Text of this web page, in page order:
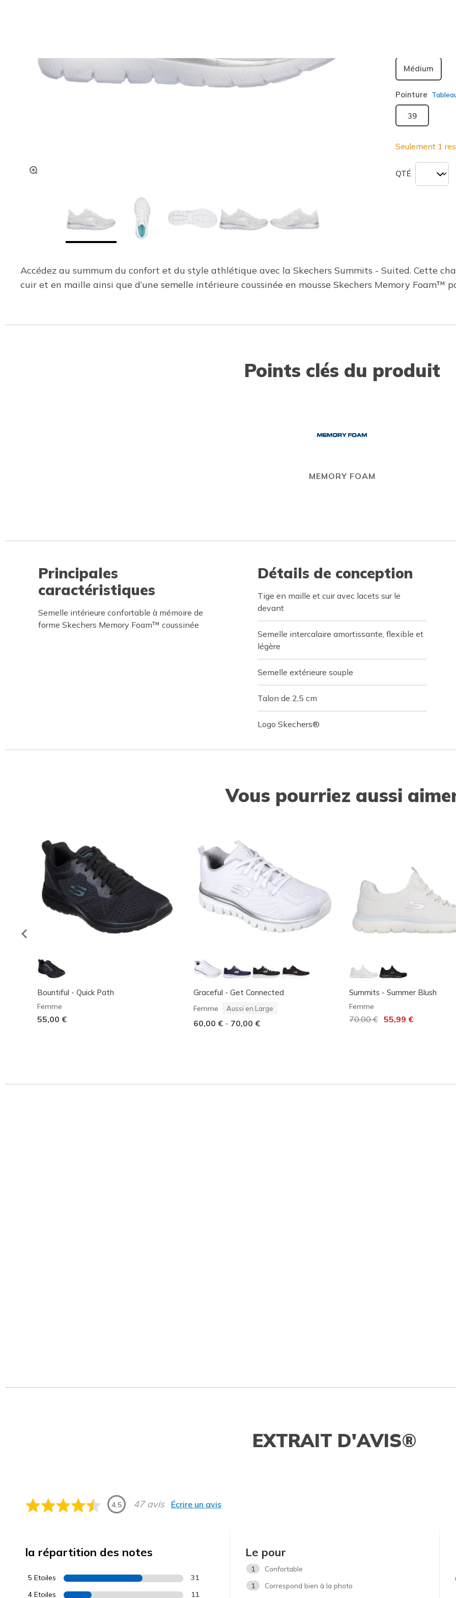
Médium
Pointure
39
Seulement 1
QTÉ
Accédez au summum du confort et du style athlétique avec la Skechers Summits - Suited. Cette
cuir et en maille ainsi que d’une semelle intérieure coussinée en mousse Skechers Memory Foam™
Points clés du produit
MEMORY FOAM
Principales
caractéristiques
Semelle intérieure confortable à mémoire de
forme Skechers Memory Foam™ coussinée
Détails de conception
Tige en maille et cuir avec lacets sur le
devant
Semelle intercalaire amortissante, flexible et
légère
Semelle extérieure souple
Talon de 2,5 cm
Logo Skechers®
Vous pourriez aussi
Bountiful - Quick Path
Femme
55,00 €
Graceful - Get Connected
Femme Aussi en Large
60,00 € - 70,00 €
Summits - Summer Blush
Femme
Prix réduit de
70,00 € 55,99 €
EXTRAIT D'AVIS®
4.5 47 avis Écrire un avis
la répartition des notes
5 Etoiles 31
4 Etoiles 11
Le pour
1
Confortable
1
Correspond bien à la photo